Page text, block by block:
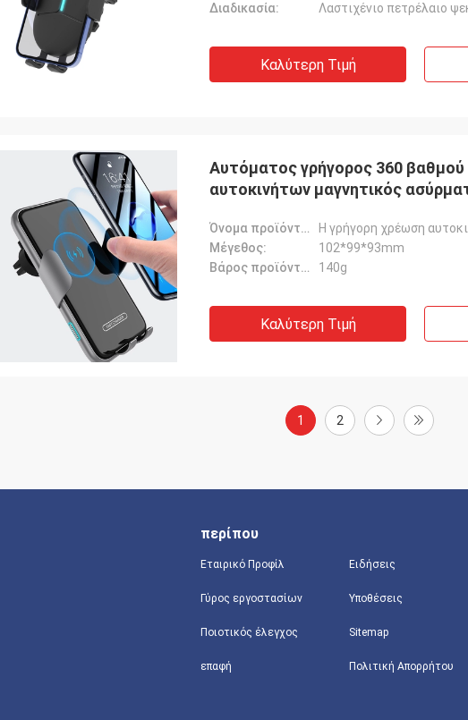
Διαδικασία:
Λαστιχένιο πετρέλαιο
Καλύτερη Τιμή
Αυτόματος γρήγορος 360
αυτοκινήτων μαγνητικός
Όνομα προϊόντων:
Μέγεθος:
102*99*93mm
Βάρος προϊόντων:
140g
Καλύτερη Τιμή
1 2
περίπου
Εταιρικό Προφίλ
Γύρος εργοστασίων
Ποιοτικός έλεγχος
επαφή
Ειδήσεις
Υποθέσεις
Sitemap
Πολιτική Απορρήτου